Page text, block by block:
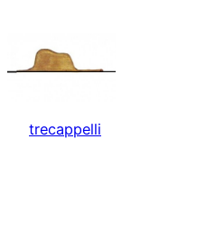
contenuto
trecappelli